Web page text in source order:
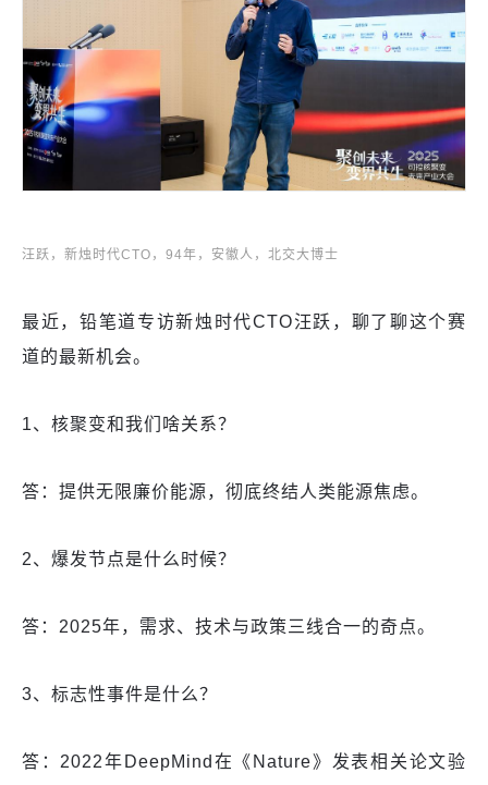
汪跃，新烛时代CTO，94年，安徽人，北交大博士
最近，铅笔道专访新烛时代CTO汪跃，聊了聊这个赛
道的最新机会。
1、核聚变和我们啥关系？
答：提供无限廉价能源，彻底终结人类能源焦虑。
2、爆发节点是什么时候？
答：2025年，需求、技术与政策三线合一的奇点。
3、标志性事件是什么？
答：2022年DeepMind在《Nature》发表相关论文验